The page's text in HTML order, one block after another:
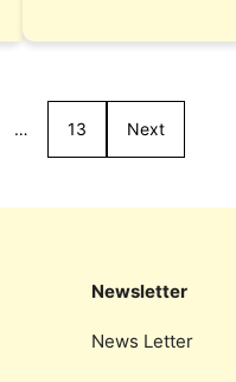
… 13 Next
Newsletter
News Letter